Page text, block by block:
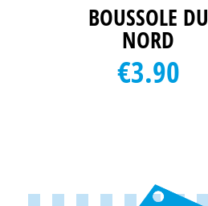
BOUSSOLE DU
NORD
€3.90